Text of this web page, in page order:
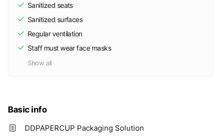
Sanitized seats
Sanitized surfaces
Regular ventilation
Staff must wear face masks
Show all
Basic info
DDPAPERCUP Packaging Solution